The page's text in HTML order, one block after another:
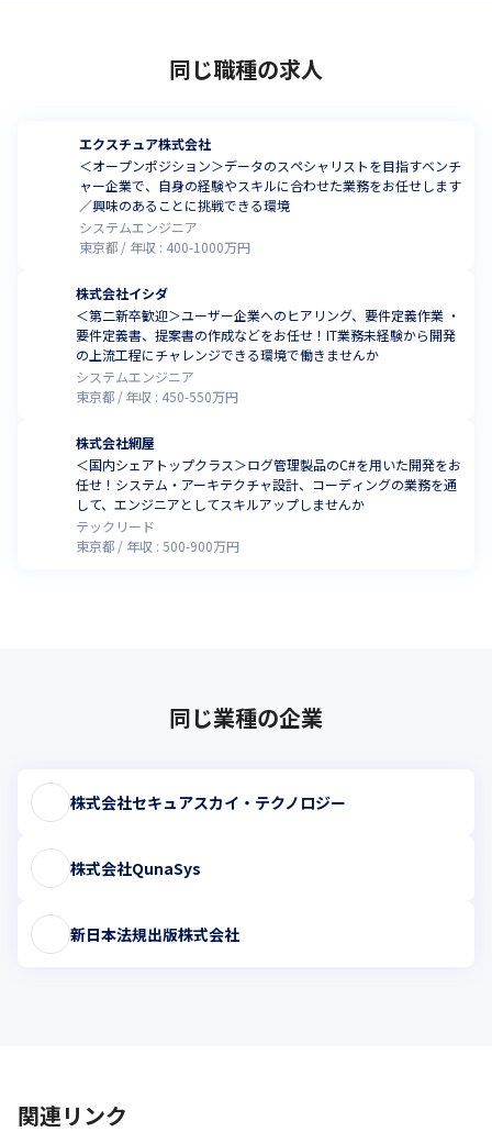
同じ職種の求人
エクスチュア株式会社
＜オープンポジション＞データのスペシャリストを目指すベンチ
ャー企業で、自身の経験やスキルに合わせた業務をお任せします
／興味のあることに挑戦できる環境
システムエンジニア
東京都
年収 : 400-1000万円
株式会社イシダ
＜第二新卒歓迎＞ユーザー企業へのヒアリング、要件定義作業 ・
要件定義書、提案書の作成などをお任せ！IT業務未経験から開発
の上流工程にチャレンジできる環境で働きませんか
システムエンジニア
東京都
年収 : 450-550万円
株式会社網屋
＜国内シェアトップクラス＞ログ管理製品のC#を用いた開発をお
任せ！システム・アーキテクチャ設計、コーディングの業務を通
して、エンジニアとしてスキルアップしませんか
テックリード
東京都
年収 : 500-900万円
同じ業種の企業
株式会社セキュアスカイ・テクノロジー
株式会社QunaSys
新日本法規出版株式会社
関連リンク